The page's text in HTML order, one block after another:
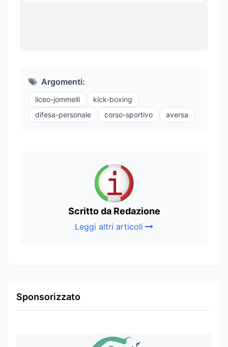
Argomenti:
liceo-jommelli
kick-boxing
difesa-personale
corso-sportivo aversa
Scritto da Redazione
Leggi altri articoli
Sponsorizzato